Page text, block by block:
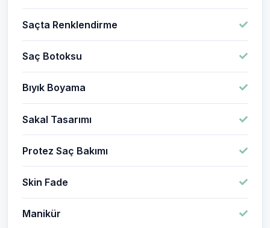
Saçta Renklendirme
Saç Botoksu
Bıyık Boyama
Sakal Tasarımı
Protez Saç Bakımı
Skin Fade
Manikür